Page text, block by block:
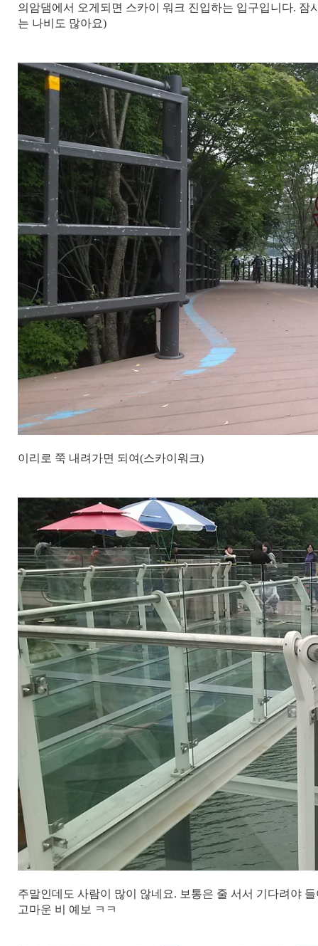
의암댐에서 오게되면 스카이 워크 진입하는 입구입니다.
는 나비도 많아요)
이리로 쭉 내려가면 되여(스카이워크)
주말인데도 사람이 많이 않네요. 보통은 줄 서서 기다려야
고마운 비 예보 ㅋㅋ